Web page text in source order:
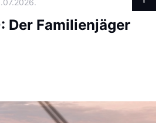
Der Familienjäger